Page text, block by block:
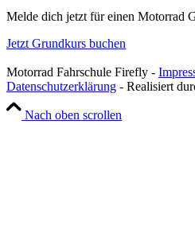
Melde dich jetzt für einen Motorrad
Jetzt Grundkurs buchen
Motorrad Fahrschule Firefly -
Datenschutzerklärung - Realisiert
Nach oben scrollen